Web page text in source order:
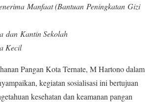
Manfaat (Bantuan Peningkatan Gizi
dan Kantin Sekolah
Kecil
Pangan Kota Ternate, M Hartono dalam
kegiatan sosialisasi ini bertujuan
kesehatan dan keamanan pangan